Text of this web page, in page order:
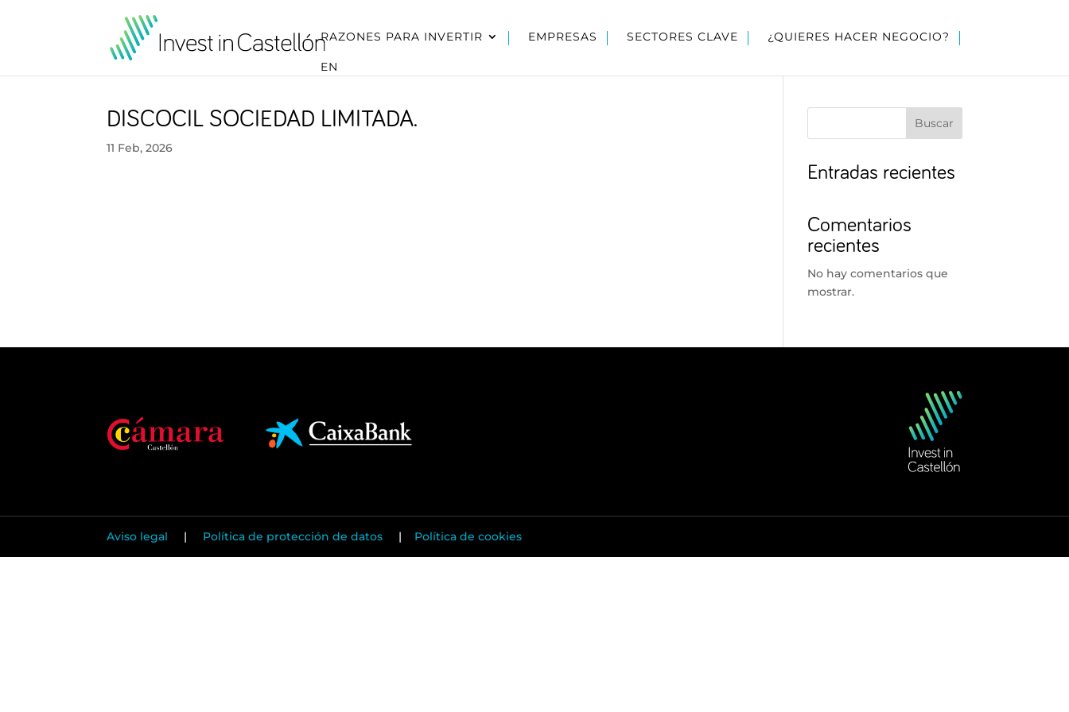
RAZONES PARA INVERTIR EMPRESAS SECTORES CLAVE ¿QUIERES HACER NEGOCIO?
EN
DISCOCIL SOCIEDAD LIMITADA.
11 Feb, 2026
Buscar
Entradas recientes
Comentarios
recientes
No hay comentarios que
mostrar.
Aviso legal | Política de protección de datos | Política de cookies